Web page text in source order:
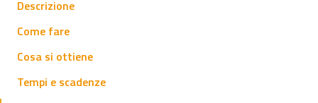
Descrizione
Come fare
Cosa si ottiene
Tempi e scadenze